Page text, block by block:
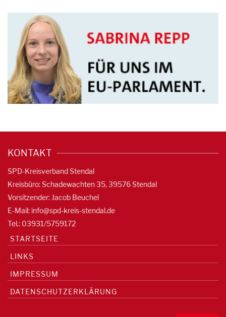
KONTAKT
SPD-Kreisverband Stendal
Kreisbüro: Schadewachten 35, 39576 Stendal
Vorsitzender: Jacob Beuchel
E-Mail: info@spd-kreis-stendal.de
Tel.: 03931/5759172
STARTSEITE
LINKS
IMPRESSUM
DATENSCHUTZERKLÄRUNG